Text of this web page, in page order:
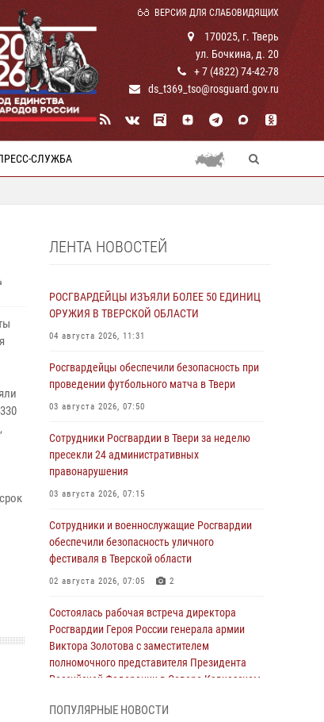
ВЕРСИЯ ДЛЯ СЛАБОВИДЯЩИХ
170025, г. Тверь
ул. Бочкина, д. 20
+ 7 (4822) 74-42-78
ds_t369_tso@rosguard.gov.ru
СЛУЖБА
ЛЕНТА НОВОСТЕЙ
РОСГВАРДЕЙЦЫ ИЗЪЯЛИ БОЛЕЕ 50 ЕДИНИЦ
ОРУЖИЯ В ТВЕРСКОЙ ОБЛАСТИ
04 августа 2026, 11:31
Росгвардейцы обеспечили безопасность при
проведении футбольного матча в Твери
03 августа 2026, 07:50
Сотрудники Росгвардии в Твери за неделю
пресекли 24 административных
правонарушения
03 августа 2026, 07:15
Сотрудники и военнослужащие Росгвардии
обеспечили безопасность уличного
фестиваля в Тверской области
02 августа 2026, 07:05 2
Состоялась рабочая встреча директора
Росгвардии Героя России генерала армии
Виктора Золотова с заместителем
полномочного представителя Президента
Российской Федерации в Северо-Кавказском
ПОПУЛЯРНЫЕ НОВОСТИ